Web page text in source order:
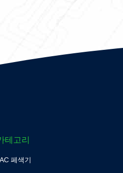
테고리
페색기